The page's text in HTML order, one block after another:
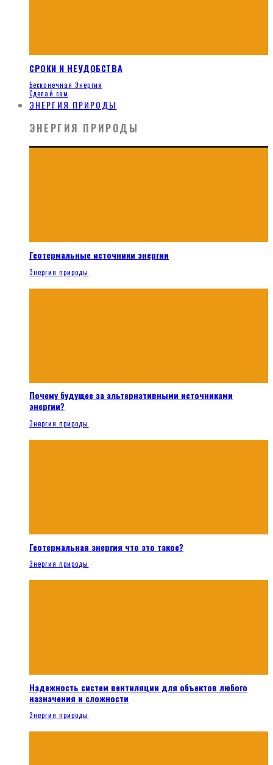
СРОКИ И НЕУДОБСТВА
Бесконечная Энергия
Сделай сам
ЭНЕРГИЯ ПРИРОДЫ
ЭНЕРГИЯ ПРИРОДЫ
Геотермальные источники энергии
Энергия природы
Почему будущее за альтернативными источниками
энергии?
Энергия природы
Геотермальная энергия что это такое?
Энергия природы
Надежность систем вентиляции для объектов любого
назначения и сложности
Энергия природы